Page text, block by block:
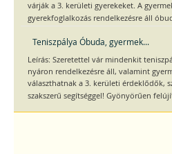
várják a 3. kerületi gyerekeket. A
gyerekfoglalkozás rendelkezésre áll
Teniszpálya Óbuda, gyermek...
Leírás: Szeretettel vár mindenkit
nyáron rendelkezésre áll, valamint
választhatnak a 3. kerületi érdeklődők,
szakszerű segítséggel! Gyönyörűen